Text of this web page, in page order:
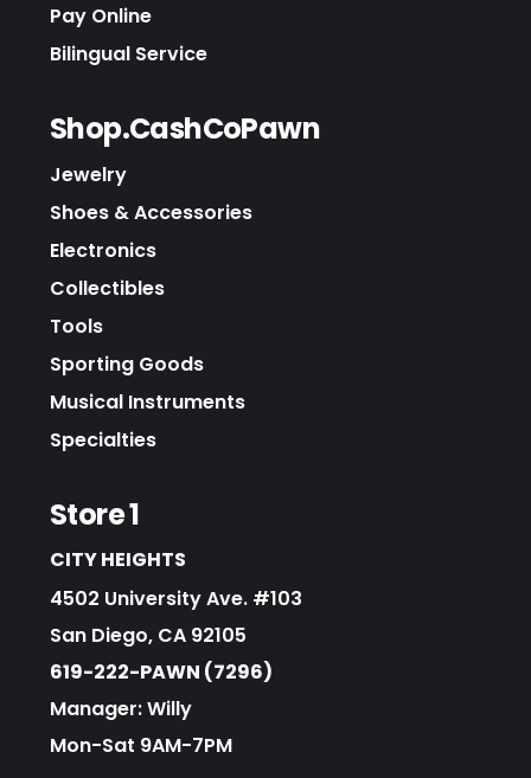
Pay Online
Bilingual Service
Shop.CashCoPawn
Jewelry
Shoes & Accessories
Electronics
Collectibles
Tools
Sporting Goods
Musical Instruments
Specialties
Store 1
CITY HEIGHTS
4502 University Ave. #103
San Diego, CA 92105
619-222-PAWN (7296)
Manager: Willy
Mon-Sat 9AM-7PM